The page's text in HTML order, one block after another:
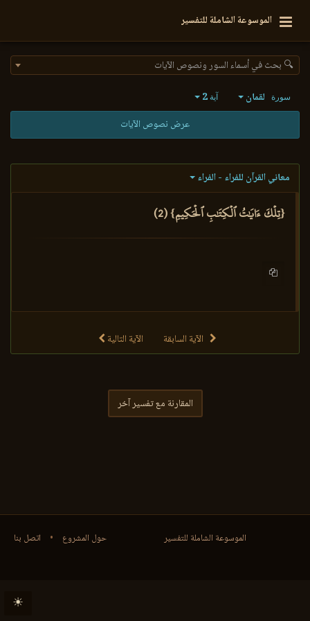
الموسوعة الشاملة للتفسير
🔍 بحث في أسماء السور ونصوص الآيات
سورة لقمان آية 2
عرض نصوص الآيات
معاني القرآن للفراء - الفراء
{تِلۡكَ ءَايَٰتُ ٱلۡكِتَٰبِ ٱلۡحَكِيمِ} (2)
الآية السابقة الآية التالية
المقارنة مع تفسير آخر
حول المشروع • اتصل بنا الموسوعة الشاملة للتفسير
☀